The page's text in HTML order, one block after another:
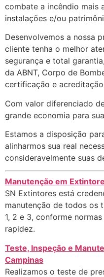
combate a incêndio mais
instalações e/ou
Desenvolvemos a nossa
cliente tenha o melhor
segurança e total
da ABNT, Corpo de
certificação e
Com valor diferenciado
grande economia para
Estamos a disposição
alinharmos sua real
consideravelmente suas
Manutenção em
SN Extintores está
manutenção de todos os
1, 2 e 3, conforme
rapidez.
Teste, Inspeção e
Campinas
Realizamos o teste de